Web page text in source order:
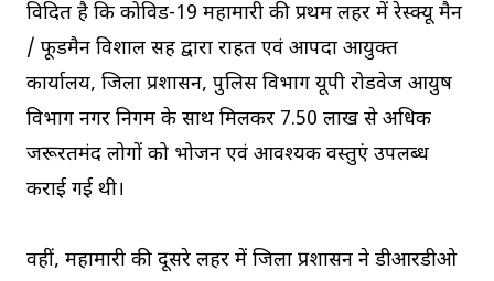
विदित है कि कोविड-19 महामारी की प्रथम लहर में रेस्क्यू मैन
/ फूडमैन विशाल सिंह द्वारा राहत एवं आपदा आयुक्त
कार्यालय, जिला प्रशासन, पुलिस विभाग यूपी रोडवेज आयुष
विभाग नगर निगम के साथ मिलकर 7.50 लाख से अधिक
जरूरतमंद लोगों को भोजन एवं आवश्यक वस्तुएं उपलब्ध
कराई गई थी।
वहीं, महामारी की दूसरे लहर में जिला प्रशासन ने डीआरडीओ